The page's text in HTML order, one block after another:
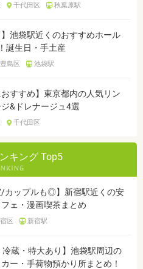
千代田区 秋葉原駅
】池袋駅近くのおすすめホール
誕生日・手土産
豊島区 池袋駅
おすすめ】東京都内の人気リン
&ドレナージュ4選
千代田区
キング Top5
/カップルも◎】新宿駅近くの安
ェ・漫画喫茶まとめ
区 新宿駅
冷蔵・特大あり】池袋駅周辺の
ー・手荷物預かり所まとめ！